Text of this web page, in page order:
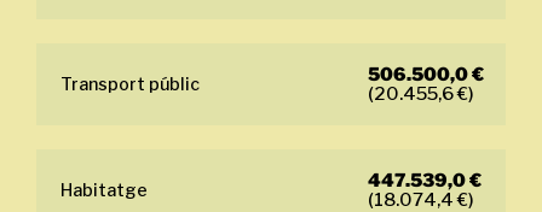
Transport públic
506.500,0 €
(20.455,6 €)
Habitatge
447.539,0 €
(18.074,4 €)